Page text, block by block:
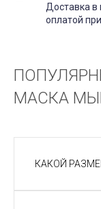
Доставка в
оплатой
МАСКА
КАКОЙ